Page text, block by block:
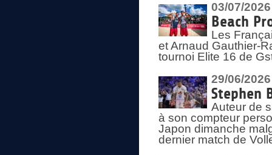
03/07/2026
Beach
Les
et Arnaud Gauthier-
tournoi Elite 16 de
29/06/2026
Stephen
Auteur de
à son compteur
Japon dimanche
dernier match de